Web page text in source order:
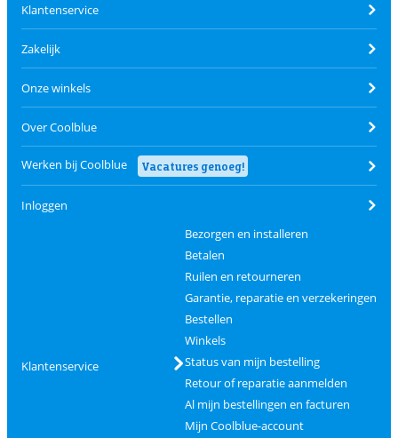
Klantenservice
Zakelijk
Onze winkels
Over Coolblue
Werken bij Coolblue Vacatures genoeg!
Inloggen
Klantenservice
Bezorgen en installeren
Betalen
Ruilen en retourneren
Garantie, reparatie en verzekeringen
Bestellen
Winkels
Status van mijn bestelling
Retour of reparatie aanmelden
Al mijn bestellingen en facturen
Mijn Coolblue-account